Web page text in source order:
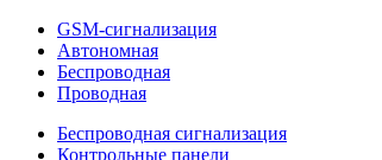
GSM-сигнализация
Автономная
Беспроводная
Проводная
Беспроводная сигнализация
Контрольные панели